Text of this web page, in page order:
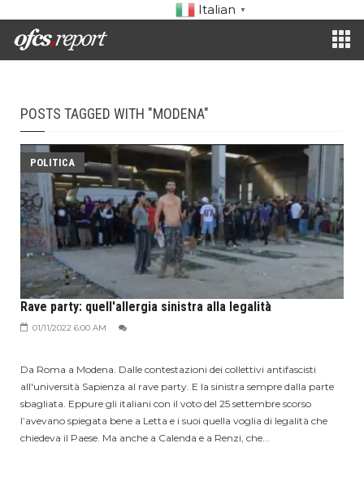
Italian ▼
POSTS TAGGED WITH "MODENA"
POLITICA
Rave party: quell'allergia sinistra alla legalità
01/11/2022 6:00 AM
Da Roma a Modena. Dalle contestazioni dei collettivi antifascisti
all'università Sapienza al rave party. E la sinistra sempre dalla parte
sbagliata. Eppure gli italiani con il voto del 25 settembre scorso
l’avevano spiegata bene a Letta e i suoi quella voglia di legalità che
chiedeva il Paese. Ma anche a Calenda e a Renzi, che...